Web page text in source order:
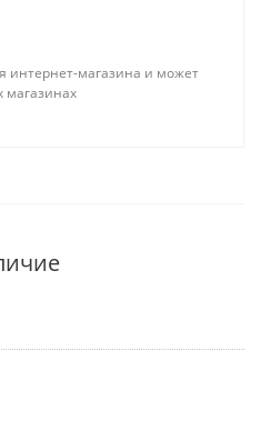
интернет-магазина и может
магазинах